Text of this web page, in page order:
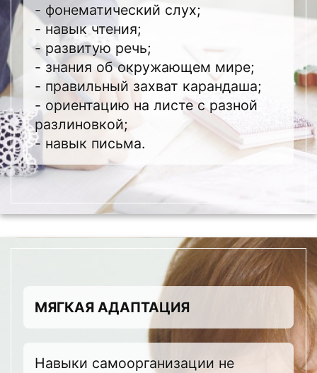
- фонематический слух;
- навык чтения;
- развитую речь;
- знания об окружающем мире;
- правильный захват карандаша;
- ориентацию на листе с разной
разлиновкой;
- навык письма.
МЯГКАЯ АДАПТАЦИЯ
Навыки самоорганизации не